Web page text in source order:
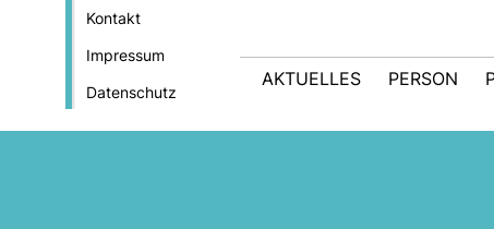
Kontakt
Impressum
Datenschutz
AKTUELLES PERSON